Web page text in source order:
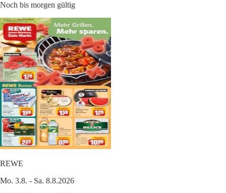
Noch bis morgen gültig
REWE
Mo. 3.8. - Sa. 8.8.2026